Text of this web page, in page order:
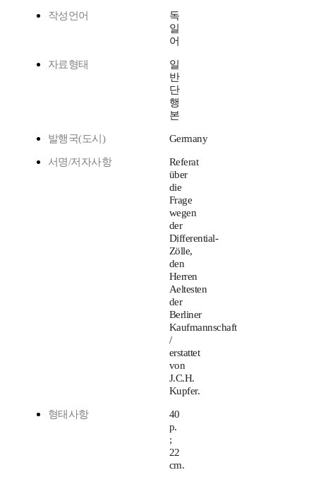
작성언어
독
일
어
자료형태
일
반
단
행
본
발행국(도시) Germany
서명/저자사항
Referat
über
die
Frage
wegen
der
Differential-
Zölle,
den
Herren
Aeltesten
der
Berliner
Kaufmannschaft
/
erstattet
von
J.C.H.
Kupfer.
형태사항
40
p.
;
22
cm.